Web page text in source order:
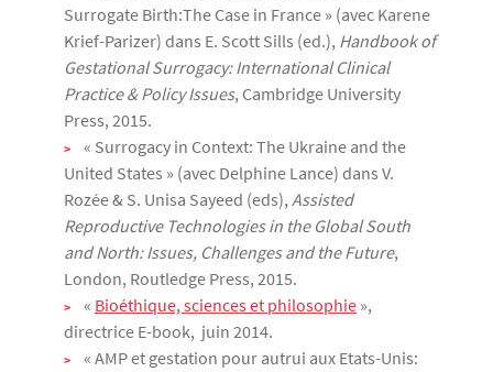
Surrogate Birth:The Case in France » (avec Karene
Krief-Parizer) dans E. Scott Sills (ed.), Handbook of
Gestational Surrogacy: International Clinical
Practice & Policy Issues, Cambridge University
Press, 2015.
« Surrogacy in Context: The Ukraine and the
United States » (avec Delphine Lance) dans V.
Rozée & S. Unisa Sayeed (eds), Assisted
Reproductive Technologies in the Global South
and North: Issues, Challenges and the Future,
London, Routledge Press, 2015.
« Bioéthique, sciences et philosophie »,
directrice E-book, juin 2014.
« AMP et gestation pour autrui aux Etats-Unis: